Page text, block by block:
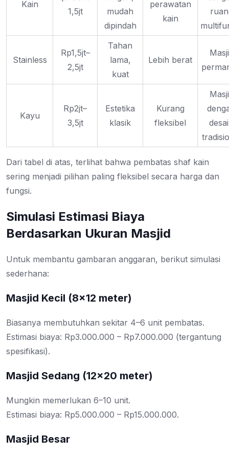
Kain
1,5jt
mudah
dipindah
perawatan
kain
Stainless
Rp1,5jt–
2,5jt
Tahan
lama,
kuat
Lebih berat
Kayu
Rp2jt–
3,5jt
Estetika
klasik
Kurang
fleksibel
Dari tabel di atas, terlihat bahwa pembatas shaf kain
sering menjadi pilihan paling fleksibel secara harga dan
fungsi.
Simulasi Estimasi Biaya
Berdasarkan Ukuran Masjid
Untuk membantu gambaran anggaran, berikut simulasi
sederhana:
Masjid Kecil (8×12 meter)
Biasanya membutuhkan sekitar 4–6 unit pembatas.
Estimasi biaya: Rp3.000.000 – Rp7.000.000 (tergantung
spesifikasi).
Masjid Sedang (12×20 meter)
Mungkin memerlukan 6–10 unit.
Estimasi biaya: Rp5.000.000 – Rp15.000.000.
Masjid Besar